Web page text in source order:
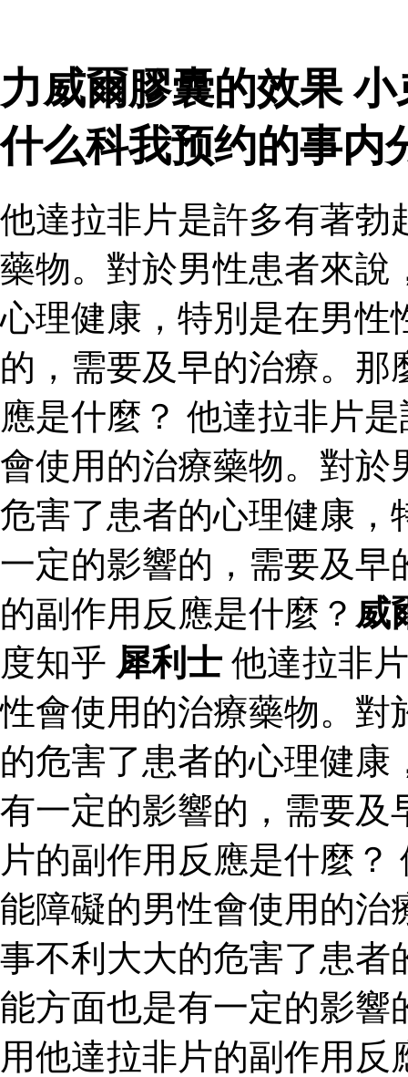
力威爾膠囊的效果
什么科我预约的事内
他達拉非片是許多有著勃
藥物。對於男性患者來說
心理健康，特別是在男性
的，需要及早的治療。
應是什麼？ 他達拉非片
會使用的治療藥物。對於
危害了患者的心理健康，
一定的影響的，需要及早
的副作用反應是什麼？ 威
度知乎 犀利士 他達拉非
性會使用的治療藥物。對
的危害了患者的心理健
有一定的影響的，需要及
片的副作用反應是什麼
能障礙的男性會使用的治
事不利大大的危害了患者
能方面也是有一定的影響
用他達拉非片的副作用